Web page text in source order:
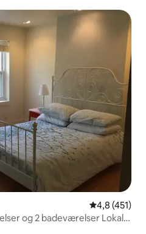
4,8 ud af 5 i
4,8 (451)
og 2 badeværelser Lokal